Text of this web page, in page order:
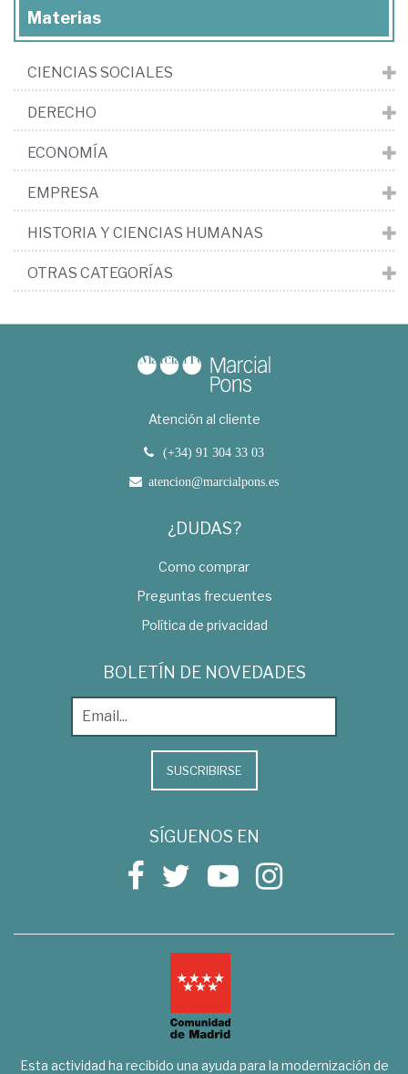
Materias
CIENCIAS SOCIALES
DERECHO
ECONOMÍA
EMPRESA
HISTORIA Y CIENCIAS HUMANAS
OTRAS CATEGORÍAS
Atención al cliente
(+34) 91 304 33 03
atencion@marcialpons.es
¿DUDAS?
Como comprar
Preguntas frecuentes
Política de privacidad
BOLETÍN DE NOVEDADES
SUSCRIBIRSE
SÍGUENOS EN
Esta actividad ha recibido una ayuda para la modernización de